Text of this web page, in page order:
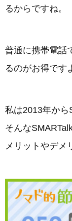
るからですね。
普通に携帯電話
るのがお得です
私は2013年から
そんな
メリットやデメ